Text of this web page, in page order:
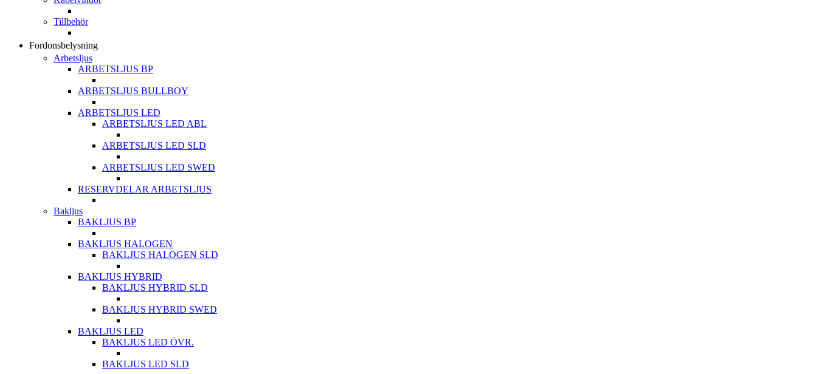
Tillbehör
Fordonsbelysning
Arbetsljus
ARBETSLJUS BP
ARBETSLJUS BULLBOY
ARBETSLJUS LED
ARBETSLJUS LED ABL
ARBETSLJUS LED SLD
ARBETSLJUS LED SWED
RESERVDELAR ARBETSLJUS
Bakljus
BAKLJUS BP
BAKLJUS HALOGEN
BAKLJUS HALOGEN SLD
BAKLJUS HYBRID
BAKLJUS HYBRID SLD
BAKLJUS HYBRID SWED
BAKLJUS LED
BAKLJUS LED ÖVR.
BAKLJUS LED SLD